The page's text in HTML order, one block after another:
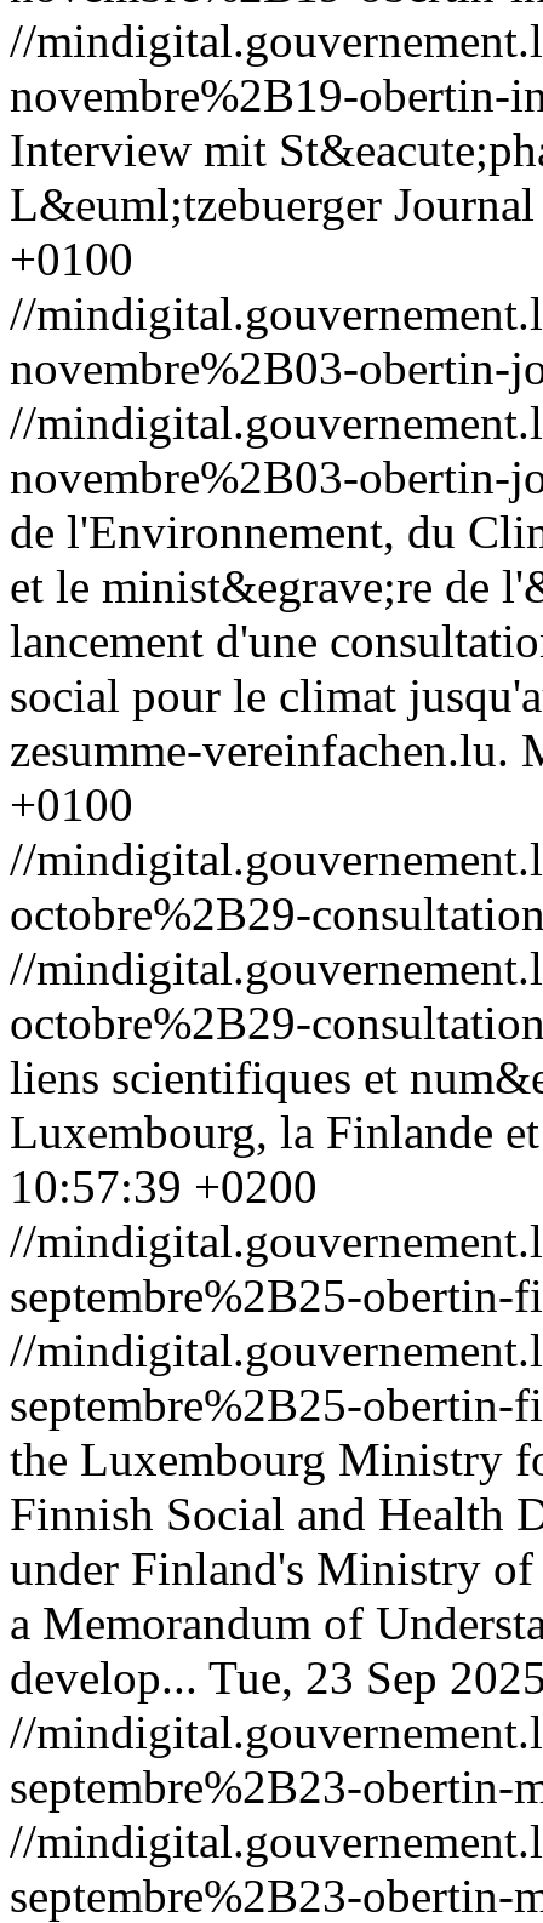
//
novembre%2B19-obertin-
Interview mit
L&euml;tzebuerger Journal
+0100
//
novembre%2B03-obertin-
//
novembre%2B03-obertin-
de l'Environnement, du
et le minist&egrave;re de
lancement d'une
social pour le climat
zesumme-vereinfachen.lu.
+0100
//
octobre%2B29-
//
octobre%2B29-
liens scientifiques et
Luxembourg, la Finlande
10:57:39 +0200
//
septembre%2B25-obertin-
//
septembre%2B25-obertin-
the Luxembourg Ministry
Finnish Social and Health
under Finland's Ministry
a Memorandum of
develop... Tue, 23 Sep
//
septembre%2B23-obertin-
//
septembre%2B23-obertin-